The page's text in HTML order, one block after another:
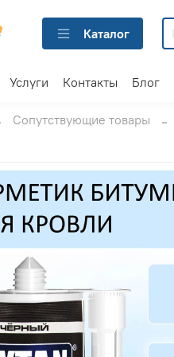
Каталог
Услуги Контакты Блог
Сопутствующие товары